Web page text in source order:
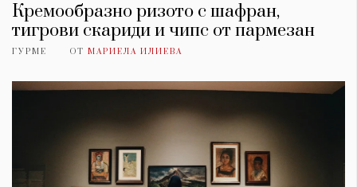
Кремообразно ризото с шафран,
тигрови скариди и чипс от пармезан
ГУРМЕ ОТ МАРИЕЛА ИЛИЕВА